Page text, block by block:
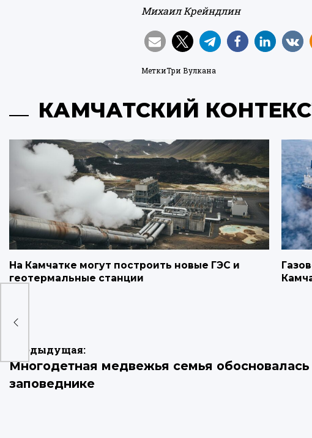
Михаил Крейндлин
МеткиТри Вулкана
КАМЧАТСКИЙ
На Камчатке могут построить новые ГЭС и
геотермальные станции
Навигация
по
записям
Предыдущая:
Многодетная медвежья семья
заповеднике